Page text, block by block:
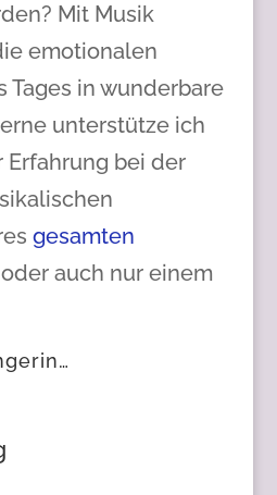
Mit Musik
emotionalen
Tages in wunderbare
unterstütze ich
bei der
gesamten
oder auch nur einem